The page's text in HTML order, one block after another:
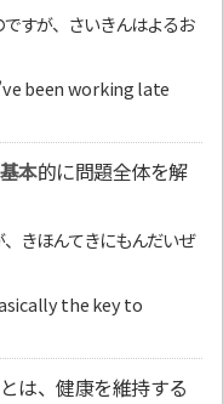
すが、さいきんはよるお
been working late
基本的に問題全体を解
きほんてきにもんだいぜ
the key to
は、健康を維持する